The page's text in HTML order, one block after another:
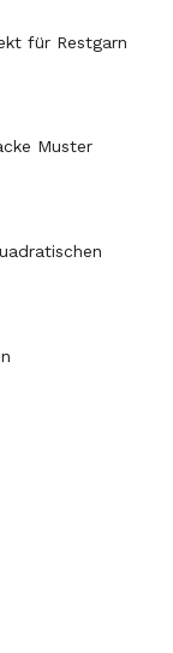
für Restgarn
Muster